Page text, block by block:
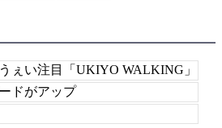
ぇい注目「UKIYO WALKING」
ドがアップ